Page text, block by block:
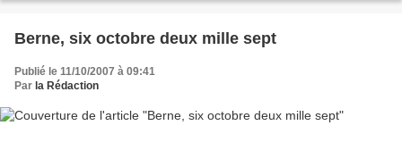
Berne, six octobre deux mille sept
Publié le 11/10/2007 à 09:41
Par la Rédaction